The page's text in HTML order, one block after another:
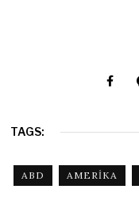
TAGS:
ABD AMERIKA